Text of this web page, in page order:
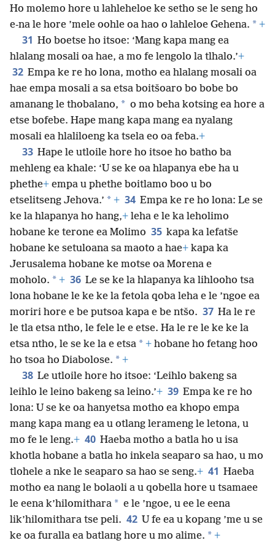
Ho molemo hore u lahleheloe ke setho se le seng ho
e-na le hore ’mele oohle oa hao o lahleloe Gehena. * +
31 Ho boetse ho itsoe: ‘Mang kapa mang ea
hlalang mosali oa hae, a mo fe lengolo la tlhalo.’+
32 Empa ke re ho lona, motho ea hlalang mosali oa
hae empa mosali a sa etsa boitšoaro bo bobe bo
amanang le thobalano, * o mo beha kotsing ea hore a
etse bofebe. Hape mang kapa mang ea nyalang
mosali ea hlaliloeng ka tsela eo oa feba.+
33 Hape le utloile hore ho itsoe ho batho ba
mehleng ea khale: ‘U se ke oa hlapanya ebe ha u
phethe+ empa u phethe boitlamo boo u bo
etselitseng Jehova.’ * + 34 Empa ke re ho lona: Le se
ke la hlapanya ho hang,+ leha e le ka leholimo
hobane ke terone ea Molimo 35 kapa ka lefatše
hobane ke setuloana sa maoto a hae+ kapa ka
Jerusalema hobane ke motse oa Morena e
moholo. * + 36 Le se ke la hlapanya ka lihlooho tsa
lona hobane le ke ke la fetola qoba leha e le ’ngoe ea
moriri hore e be putsoa kapa e be ntšo. 37 Ha le re
le tla etsa ntho, le fele le e etse. Ha le re le ke ke la
etsa ntho, le se ke la e etsa * + hobane ho fetang hoo
ho tsoa ho Diabolose. * +
38 Le utloile hore ho itsoe: ‘Leihlo bakeng sa
leihlo le leino bakeng sa leino.’+ 39 Empa ke re ho
lona: U se ke oa hanyetsa motho ea khopo empa
mang kapa mang ea u otlang lerameng le letona, u
mo fe le leng.+ 40 Haeba motho a batla ho u isa
khotla hobane a batla ho inkela seaparo sa hao, u mo
tlohele a nke le seaparo sa hao se seng.+ 41 Haeba
motho ea nang le bolaoli a u qobella hore u tsamaee
le eena k’hilomithara * e le ’ngoe, u ee le eena
lik’hilomithara tse peli. 42 U fe ea u kopang ’me u se
ke oa furalla ea batlang hore u mo alime. * +